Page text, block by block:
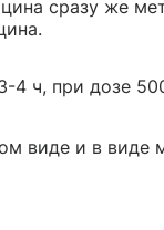
сразу же
4 ч, при дозе
виде и в виде